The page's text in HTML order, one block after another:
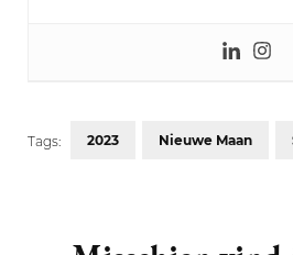
Tags: 2023 Nieuwe Maan
Navigation